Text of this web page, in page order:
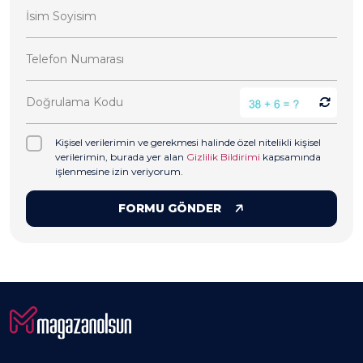
Kişisel verilerimin ve gerekmesi halinde özel nitelikli kişisel
verilerimin, burada yer alan Gizlilik Bildirimi kapsamında
işlenmesine izin veriyorum.
FORMU GÖNDER